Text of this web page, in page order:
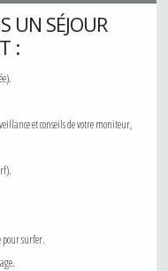
UN SÉJOUR
:
et conseils de votre moniteur,
pour surfer.